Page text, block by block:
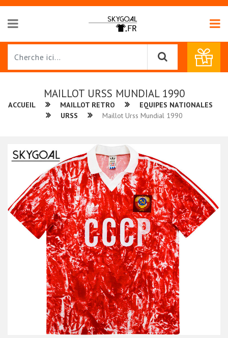
MAILLOT URSS MUNDIAL 1990
ACCUEIL MAILLOT RETRO
EQUIPES NATIONALES
URSS
Maillot Urss Mundial 1990